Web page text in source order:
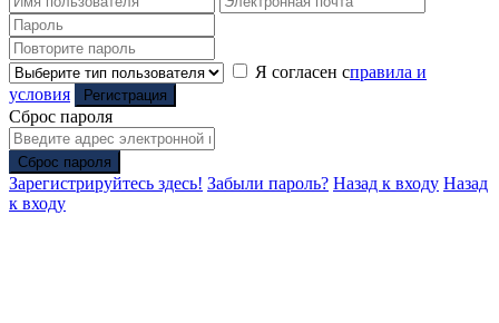
Я согласен справила и
условия
Регистрация
Сброс пароля
Сброс пароля
Зарегистрируйтесь здесь! Забыли пароль? Назад к входу Назад
к входу